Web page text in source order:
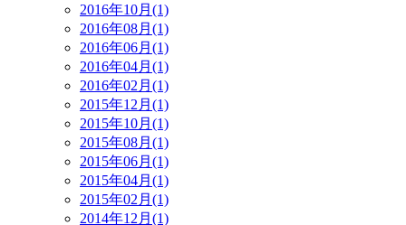
2016年10月(1)
2016年08月(1)
2016年06月(1)
2016年04月(1)
2016年02月(1)
2015年12月(1)
2015年10月(1)
2015年08月(1)
2015年06月(1)
2015年04月(1)
2015年02月(1)
2014年12月(1)